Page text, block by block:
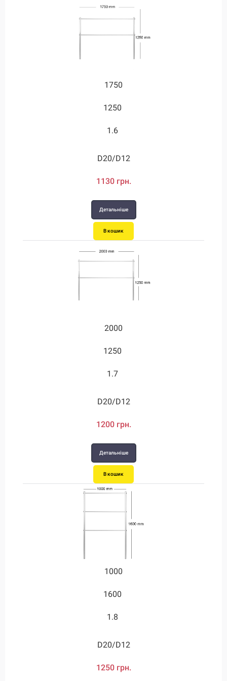
1750
1250
1.6
D20/D12
1130 грн.
Детальніше
В кошик
2000
1250
1.7
D20/D12
1200 грн.
Детальніше
В кошик
1000
1600
1.8
D20/D12
1250 грн.